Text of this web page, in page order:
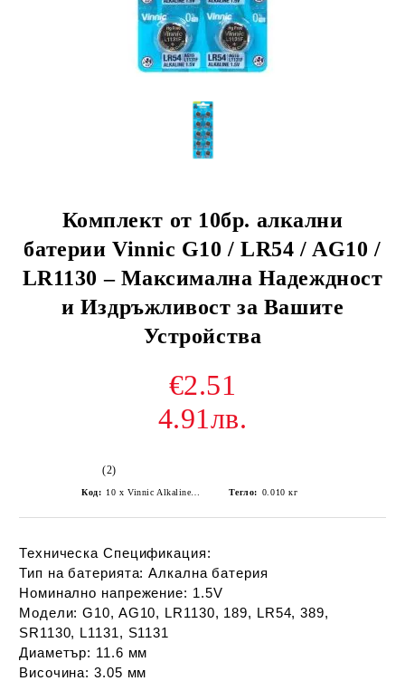
Комплект от 10бр. алкални
батерии Vinnic G10 / LR54 / AG10 /
LR1130 – Максимална Надеждност
и Издръжливост за Вашите
Устройства
€2.51
4.91лв.
(2)
Код: Тегло: 0.010 кг
Техническа Спецификация:
Тип на батерията: Алкална батерия
Номинално напрежение: 1.5V
Модели: G10, AG10, LR1130, 189, LR54, 389,
SR1130, L1131, S1131
Диаметър: 11.6 мм
Височина: 3.05 мм